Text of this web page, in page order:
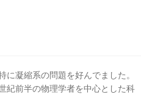
（Universität Wien)
圏最古の大学】
凝縮系の問題を好んでました。
紀前半の物理学者を中心とした科